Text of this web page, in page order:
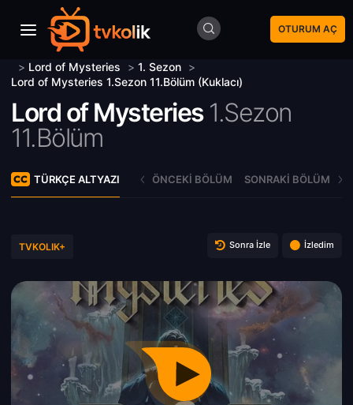
OTURUM AÇ
> Lord of Mysteries > 1. Sezon >
Lord of Mysteries 1.Sezon 11.Bölüm (Kuklacı)
Lord of Mysteries 1.Sezon
11.Bölüm
TÜRKÇE ALTYAZI ÖNCEKI BÖLÜM SONRAKI BÖLÜM
TVKOLIK+ Sonra İzle İzledim